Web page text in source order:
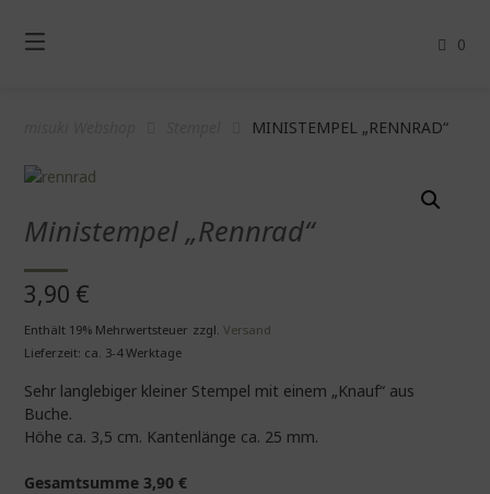
zum
Inhalt
0
MINISTEMPEL „RENNRAD“
Ministempel „Rennrad“
3,90 €
Enthält 19% Mehrwertsteuer zzgl.Versand
Lieferzeit: ca. 3-4 Werktage
Sehr langlebiger kleiner Stempel mit einem „Knauf“ aus
Buche.
Höhe ca. 3,5 cm. Kantenlänge ca. 25 mm.
Gesamtsumme 3,90€